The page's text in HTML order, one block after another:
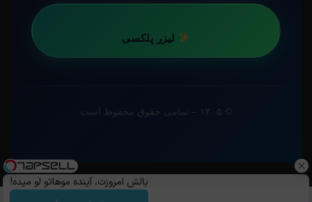
لیزر پلکسی
بالش امروزت، آینده موهاتو لو میده!